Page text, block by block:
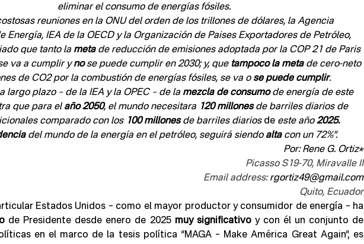
eliminar el consumo de energías fósiles.
reuniones en la ONU del orden de los trillones de dólares, la Agencia
Energía, IEA de la OECD y la Organización de Paises Exportadores de Petróleo,
que tanto la meta de reducción de emisiones adoptada por la COP 21 de Paris
va a cumplir y no se puede cumplir en 2030; y, que tampoco la meta de cero-neto
de CO2 por la combustión de energías fósiles, se va o se puede cumplir.
largo plazo – de la IEA y la OPEC – de la mezcla de consumo de energía de este
que para el año 2050, el mundo necesitara 120 millones de barriles diarios de
comparado con los 100 millones de barriles diarios de este año 2025.
del mundo de la energía en el petróleo, seguirá siendo alta con un 72%”.
Por: Rene G. Ortiz*
Picasso S19-70, Miravalle II
Email address: rgortiz49@gmail.com
Quito, Ecuador
Estados Unidos – como el mayor productor y consumidor de energía – ha
de Presidente desde enero de 2025 muy significativo y con él un conjunto de
en el marco de la tesis política “MAGA – Make América Great Again”, es